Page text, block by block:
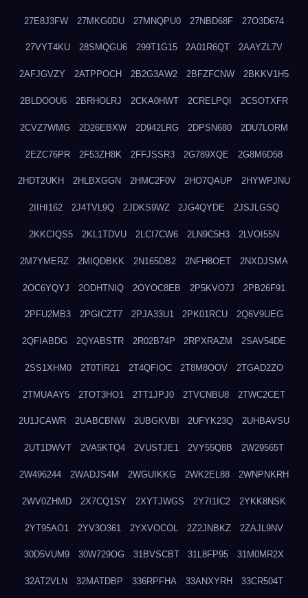
27E8J3FW 27MKG0DU 27MNQPU0 27NBD68F 27O3D674
27VYT4KU 28SMQGU6 299T1G15 2A01R6QT 2AAYZL7V
2AFJGVZY 2ATPPOCH 2B2G3AW2 2BFZFCNW 2BKKV1H5
2BLDOOU6 2BRHOLRJ 2CKA0HWT 2CRELPQI 2CSOTXFR
2CVZ7WMG 2D26EBXW 2D942LRG 2DPSN680 2DU7LORM
2EZC76PR 2F53ZH8K 2FFJSSR3 2G789XQE 2G8M6D58
2HDT2UKH 2HLBXGGN 2HMC2F0V 2HO7QAUP 2HYWPJNU
2IIHI162 2J4TVL9Q 2JDKS9WZ 2JG4QYDE 2JSJLGSQ
2KKCIQS5 2KL1TDVU 2LCI7CW6 2LN9C5H3 2LVOI55N
2M7YMERZ 2MIQDBKK 2N165DB2 2NFH8OET 2NXDJSMA
2OC6YQYJ 2ODHTNIQ 2OYOC8EB 2P5KVO7J 2PB26F91
2PFU2MB3 2PGICZT7 2PJA33U1 2PK01RCU 2Q6V9UEG
2QFIABDG 2QYABSTR 2R02B74P 2RPXRAZM 2SAV54DE
2SS1XHM0 2T0TIR21 2T4QFIOC 2T8M8OOV 2TGAD2ZO
2TMUAAY5 2TOT3HO1 2TT1JPJ0 2TVCNBU8 2TWC2CET
2U1JCAWR 2UABCBNW 2UBGKVBI 2UFYK23Q 2UHBAVSU
2UT1DWVT 2VA5KTQ4 2VUSTJE1 2VY55Q8B 2W29565T
2W496244 2WADJS4M 2WGUIKKG 2WK2EL88 2WNPNKRH
2WV0ZHMD 2X7CQ1SY 2XYTJWGS 2Y7I1IC2 2YKK8NSK
2YT95AO1 2YV3O361 2YXVOCOL 2Z2JNBKZ 2ZAJL9NV
30D5VUM9 30W729OG 31BVSCBT 31L8FP95 31M0MR2X
32AT2VLN 32MATDBP 336RPFHA 33ANXYRH 33CR504T